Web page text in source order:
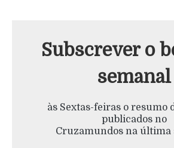
Subscrever o
semanal
às Sextas-feiras o resumo
publicados no
Cruzamundos na última